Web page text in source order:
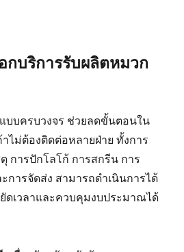
กบริการรับผลิตหมวก
แบบครบวงจร ช่วยลดขั้นตอนใน
ไม่ต้องติดต่อหลายฝ่าย ทั้งการ
การปักโลโก้ การสกรีน การ
ารจัดส่ง สามารถดำเนินการได้
ดเวลาและควบคุมงบประมาณได้